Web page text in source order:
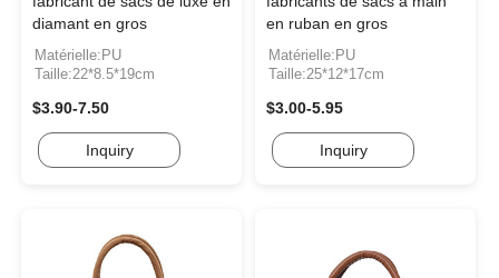
diamant en gros
Matérielle:PU
Taille:22*8.5*19cm
$3.90-7.50
Inquiry
en ruban en gros
Matérielle:PU
Taille:25*12*17cm
$3.00-5.95
Inquiry